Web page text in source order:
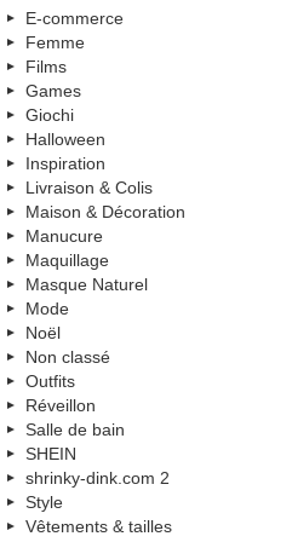
E-commerce
Femme
Films
Games
Giochi
Halloween
Inspiration
Livraison & Colis
Maison & Décoration
Manucure
Maquillage
Masque Naturel
Mode
Noël
Non classé
Outfits
Réveillon
Salle de bain
SHEIN
shrinky-dink.com 2
Style
Vêtements & tailles